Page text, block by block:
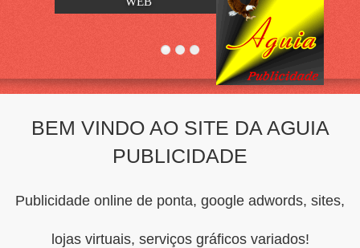
BEM VINDO AO SITE DA AGUIA
PUBLICIDADE
Publicidade online de ponta, google adwords, sites,
lojas virtuais, serviços gráficos variados!